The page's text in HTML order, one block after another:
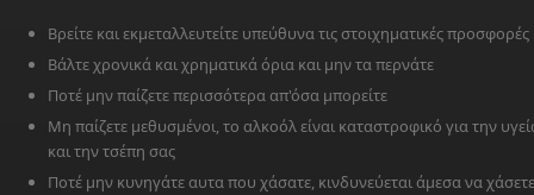
Βρείτε και εκμεταλλευτείτε υπεύθυνα τις στοιχηματικές προσφορές
Βάλτε χρονικά και χρηματικά όρια και μην τα περνάτε
Ποτέ μην παίζετε περισσότερα απ'όσα μπορείτε
Μη παίζετε μεθυσμένοι, το αλκοόλ είναι καταστροφικό για την
και την τσέπη σας
Ποτέ μην κυνηγάτε αυτα που χάσατε, κινδυνεύεται άμεσα να χάσετε